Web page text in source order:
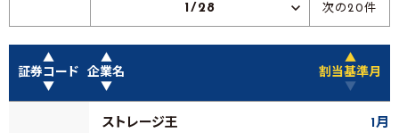
1/28 次の20件
▲
証券コード
▼
▲
企業名
▼
▲
割当基準月
▼
ストレージ王 1月